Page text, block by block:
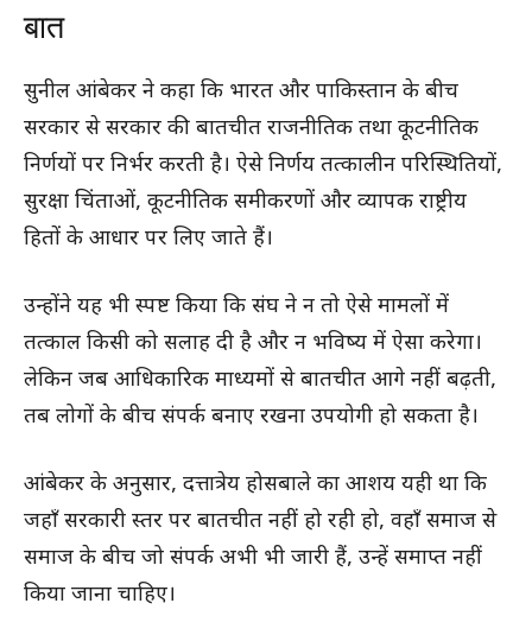
बात
सुनील आंबेकर ने कहा कि भारत और पाकिस्तान के बीच
सरकार से सरकार की बातचीत राजनीतिक तथा कूटनीतिक
निर्णयों पर निर्भर करती है। ऐसे निर्णय तत्कालीन परिस्थितियों,
सुरक्षा चिंताओं, कूटनीतिक समीकरणों और व्यापक राष्ट्रीय
हितों के आधार पर लिए जाते हैं।
उन्होंने यह भी स्पष्ट किया कि संघ ने न तो ऐसे मामलों में
तत्काल किसी को सलाह दी है और न भविष्य में ऐसा करेगा।
लेकिन जब आधिकारिक माध्यमों से बातचीत आगे नहीं बढ़ती,
तब लोगों के बीच संपर्क बनाए रखना उपयोगी हो सकता है।
आंबेकर के अनुसार, दत्तात्रेय होसबाले का आशय यही था कि
जहाँ सरकारी स्तर पर बातचीत नहीं हो रही हो, वहाँ समाज से
समाज के बीच जो संपर्क अभी भी जारी हैं, उन्हें समाप्त नहीं
किया जाना चाहिए।